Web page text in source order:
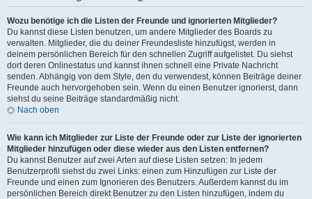
Wozu benötige ich die Listen der Freunde und ignorierten Mitglieder?
Du kannst diese Listen benutzen, um andere Mitglieder des Boards zu
verwalten. Mitglieder, die du deiner Freundesliste hinzufügst, werden in
deinem persönlichen Bereich für den schnellen Zugriff aufgelistet. Du siehst
dort deren Onlinestatus und kannst ihnen schnell eine Private Nachricht
senden. Abhängig von dem Style, den du verwendest, können Beiträge deiner
Freunde auch hervorgehoben sein. Wenn du einen Benutzer ignorierst, dann
siehst du seine Beiträge standardmäßig nicht.
Nach oben
Wie kann ich Mitglieder zur Liste der Freunde oder zur Liste der ignorierten
Mitglieder hinzufügen oder diese wieder aus den Listen entfernen?
Du kannst Benutzer auf zwei Arten auf diese Listen setzen: In jedem
Benutzerprofil siehst du zwei Links: einen zum Hinzufügen zur Liste der
Freunde und einen zum Ignorieren des Benutzers. Außerdem kannst du im
persönlichen Bereich direkt Benutzer zu den Listen hinzufügen, indem du